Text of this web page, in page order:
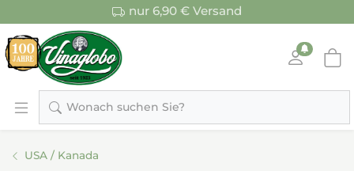
nur 6,90 € Versand
Wonach suchen Sie?
USA / Kanada